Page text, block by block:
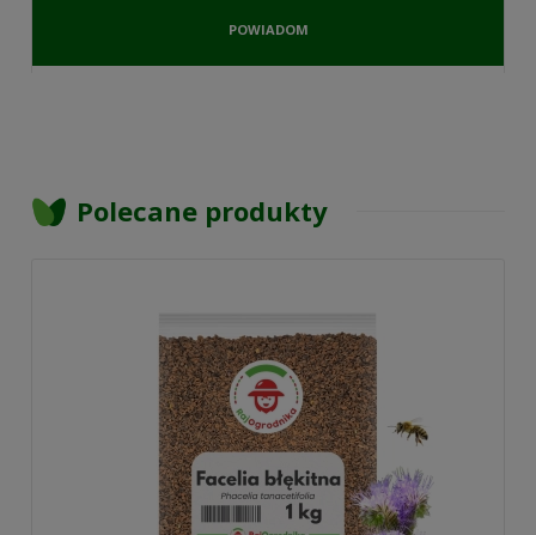
POWIADOM
DOSTĘPNOŚCI
Polecane produkty